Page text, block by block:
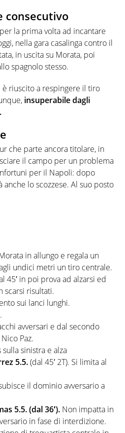
consecutivo
la prima volta ad incantare
nella gara casalinga contro il
in uscita su Morata, poi
spagnolo stesso.
è riuscito a respingere il tiro
insuperabile dagli
che parte ancora titolare, in
il campo per un problema
per il Napoli: dopo
lo scozzese. Al suo posto
in allungo e regala un
undici metri un tiro centrale.
45′ in poi prova ad alzarsi ed
scarsi risultati.
sui lanci lunghi.
avversari e dal secondo
Paz.
sinistra e alza
5.5.(dal 45′ 2T). Si limita al
il dominio avversario a
5.5. (dal 36′). Non impatta in
in fase di interdizione.